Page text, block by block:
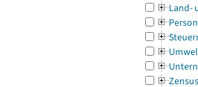
Land-
Zensus